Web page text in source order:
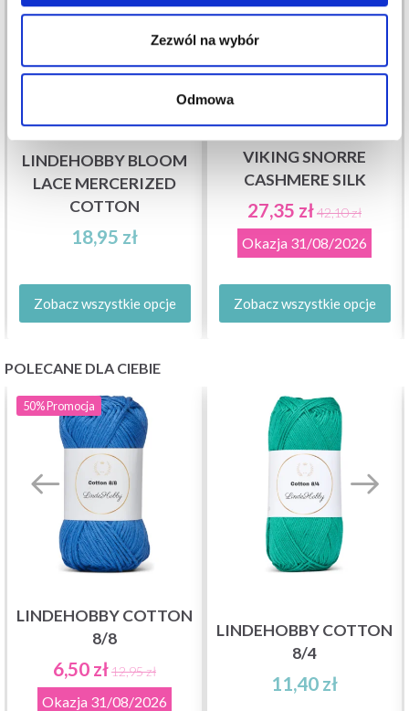
Zezwól na wybór
Odmowa
LINDEHOBBY BLOOM
LACE MERCERIZED
COTTON
18,95 zł
Zobacz wszystkie opcje
VIKING SNORRE
CASHMERE SILK
27,35 zł42,10 zł
Okazja 31/08/2026
Zobacz wszystkie opcje
POLECANE DLA CIEBIE
50%Promocja
LINDEHOBBY COTTON
8/8
6,50 zł12,95 zł
Okazja 31/08/2026
LINDEHOBBY COTTON
8/4
11,40 zł